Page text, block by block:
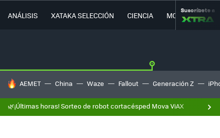
ANÁLISIS XATAKA SELECCIÓN CIENCIA MOVILIDAD
Suscríbete a
HOY SE HABLA DE
AEMET China Waze Fallout Generación Z
🌿¡Últimas horas! Sorteo de robot cortacésped Mova ViAX